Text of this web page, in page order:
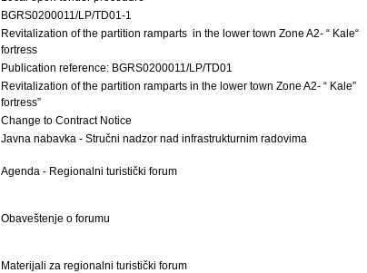
BGRS0200011/LP/TD01-1
Revitalization of the partition ramparts in the lower town Zone A2- “ Kale“
fortress
Publication reference: BGRS0200011/LP/TD01
Revitalization of the partition ramparts in the lower town Zone A2- “ Kale”
fortress”
Change to Contract Notice
Javna nabavka - Stručni nadzor nad infrastrukturnim radovima
Agenda - Regionalni turistički forum
Obaveštenje o forumu
Materijali za regionalni turistički forum